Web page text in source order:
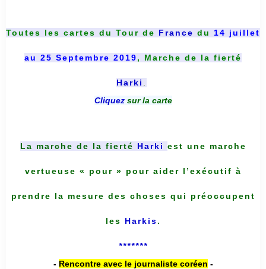
Toutes les cartes du Tour de France du 14 juillet
au 25 Septembre 2019, Marche de la fierté
Harki
Cliquez sur la carte
La marche de la fierté Harki est une marche
vertueuse « pour » pour aider l’exécutif à
prendre la mesure des choses qui préoccupent
les Harkis.
*******
- Rencontre avec le journaliste coréen -